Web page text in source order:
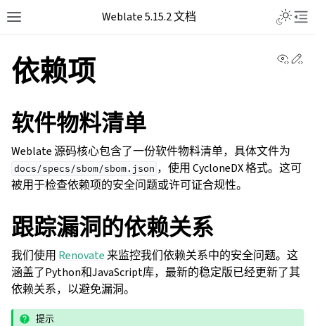
Weblate 5.15.2 文档
依赖项
软件物料清单
Weblate 源码核心包含了一份软件物料清单，具体文件为
docs/specs/sbom/sbom.json ，使用 CycloneDX 格式。这可
被用于检查依赖项的安全问题或许可证合规性。
跟踪漏洞的依赖关系
我们使用 Renovate 来监控我们依赖关系中的安全问题。这
涵盖了Python和JavaScript库，最新的稳定版已经更新了其
依赖关系，以避免漏洞。
提示